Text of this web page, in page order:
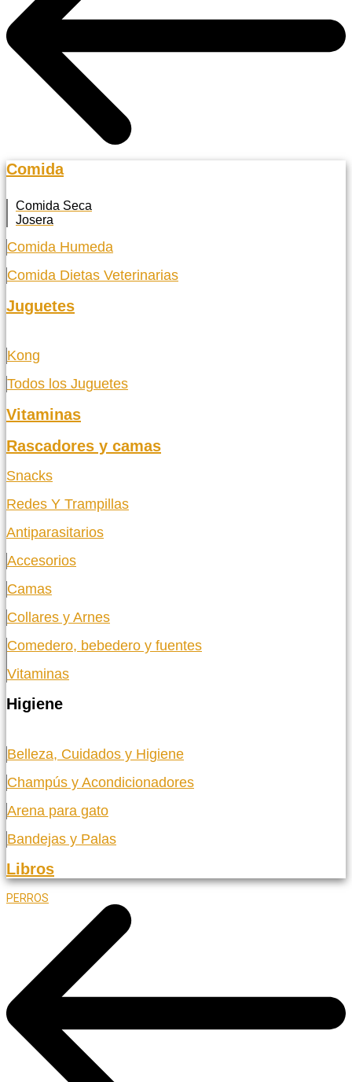
Comida
Comida Seca
Josera
Comida Humeda
Comida Dietas Veterinarias
Juguetes
Kong
Todos los Juguetes
Vitaminas
Rascadores y camas
Snacks
Redes Y Trampillas
Antiparasitarios
Accesorios
Camas
Collares y Arnes
Comedero, bebedero y fuentes
Vitaminas
Higiene
Belleza, Cuidados y Higiene
Champús y Acondicionadores
Arena para gato
Bandejas y Palas
Libros
PERROS